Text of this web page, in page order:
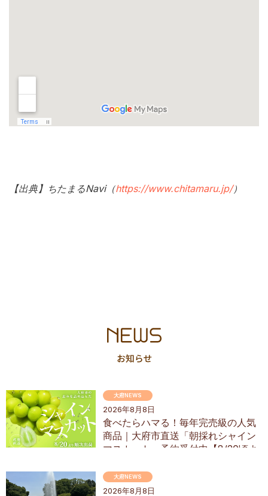
【出典】ちたまるNavi（https://www.chitamaru.jp/）
2026年8月8日
食べたらハマる！毎年完売級の人気
商品｜大府市直送「朝採れシャイン
マスカット」予約受付中【8/20頃よ
グ
大府NEWS
2026年8月8日
大府NEWS